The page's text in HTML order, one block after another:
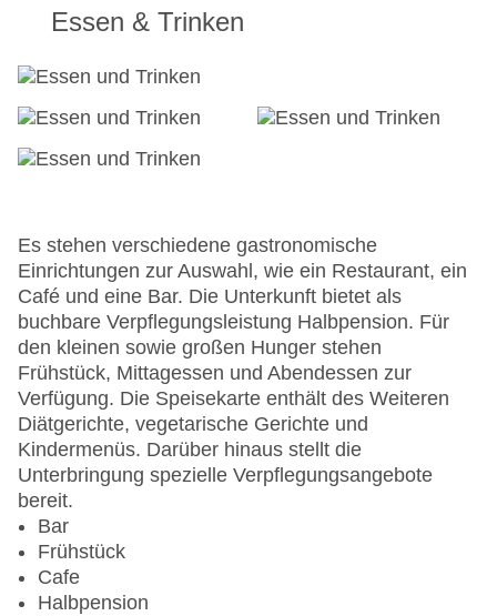
Anzahl der Konferenzräume: 5
Rezeption
Zimmerservice
Sonnenterrasse
Gesamtanzahl der Stockwerke: 5
Pools:Beheizter Außenpool, Indoor Pool, Liegen
EC Maestro, Mastercard, Visa
Landeskategorie: 4 Sterne
Essen & Trinken
Es stehen verschiedene gastronomische
Einrichtungen zur Auswahl, wie ein Restaurant, ein
Café und eine Bar. Die Unterkunft bietet als
buchbare Verpflegungsleistung Halbpension. Für
den kleinen sowie großen Hunger stehen
Frühstück, Mittagessen und Abendessen zur
Verfügung. Die Speisekarte enthält des Weiteren
Diätgerichte, vegetarische Gerichte und
Kindermenüs. Darüber hinaus stellt die
Unterbringung spezielle Verpflegungsangebote
bereit.
Bar
Frühstück
Cafe
Halbpension